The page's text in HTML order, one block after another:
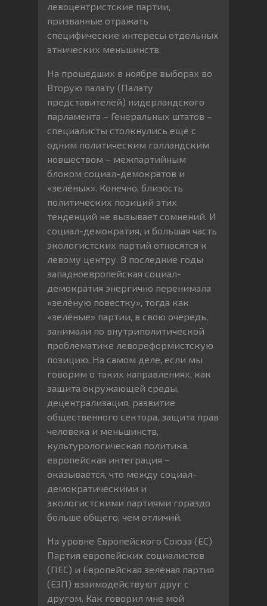
левоцентристские партии,
призванные отражать
специфические интересы отдельных
этнических меньшинств.
На прошедших в ноябре выборах во
Вторую палату (Палату
представителей) нидерландского
парламента – Генеральных штатов –
специалисты столкнулись ещё с
одним политическим голландским
новшеством – межпартийным
блоком социал-демократов и
«зелёных». Конечно, близость
политических позиций этих
тенденций не вызывает сомнений. И
социал-демократия, и большая часть
экологистских партий относятся к
левому центру. В последние годы
западноевропейская социал-
демократия энергично перенимала
«зелёную повестку», тогда как
«зелёные» партии, в свою очередь,
занимали по внутриполитической
проблематике левореформистскую
позицию. На самом деле, если мы
говорим о таких направлениях, как
защита окружающей среды,
децентрализация, развитие
общественного сектора, защита прав
человека и меньшинств,
культурологическая политика,
европейская интеграция –
оказывается, что между социал-
демократическими и
экологистскими партиями гораздо
больше общего, чем отличий.
На уровне Европейского Союза (ЕС)
Партия европейских социалистов
(ПЕС) и Европейская зелёная партия
(ЕЗП) взаимодействуют друг с
другом. Как говорил мне мой